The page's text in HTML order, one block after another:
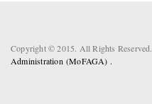
Copyright © 2015. All Rights Reserved.
Administration (MoFAGA) .